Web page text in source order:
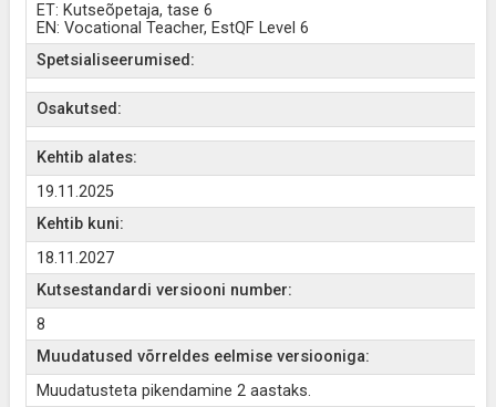
ET: Kutseõpetaja, tase 6
EN: Vocational Teacher, EstQF Level 6
Spetsialiseerumised:
Osakutsed:
Kehtib alates:
19.11.2025
Kehtib kuni:
18.11.2027
Kutsestandardi versiooni number:
8
Muudatused võrreldes eelmise versiooniga:
Muudatusteta pikendamine 2 aastaks.